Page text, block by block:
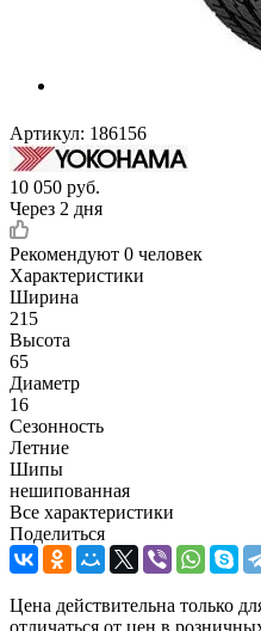
Артикул: 186156
10 050 руб.
Через 2 дня
Рекомендуют 0 человек
Характеристики
Ширина
215
Высота
65
Диаметр
16
Сезонность
Летние
Шипы
нешипованная
Все характеристики
Поделиться
Цена действительна только
отличаться от цен в